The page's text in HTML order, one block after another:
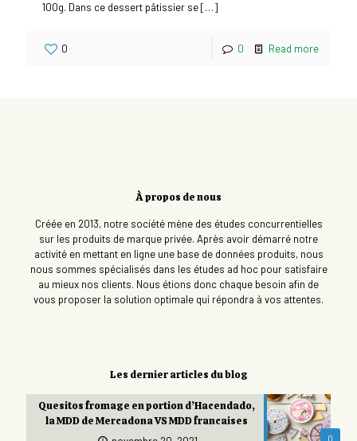
100g. Dans ce dessert pâtissier se[…]
0 0 Read more
À propos de nous
Créée en 2013, notre société mène des études concurrentielles
sur les produits de marque privée. Après avoir démarré notre
activité en mettant en ligne une base de données produits, nous
nous sommes spécialisés dans les études ad hoc pour satisfaire
au mieux nos clients. Nous étions donc chaque besoin afin de
vous proposer la solution optimale qui répondra à vos attentes.
Les dernier articles du blog
0
Quesitos fromage en portion d’Hacendado,
la MDD de Mercadona VS MDD francaises